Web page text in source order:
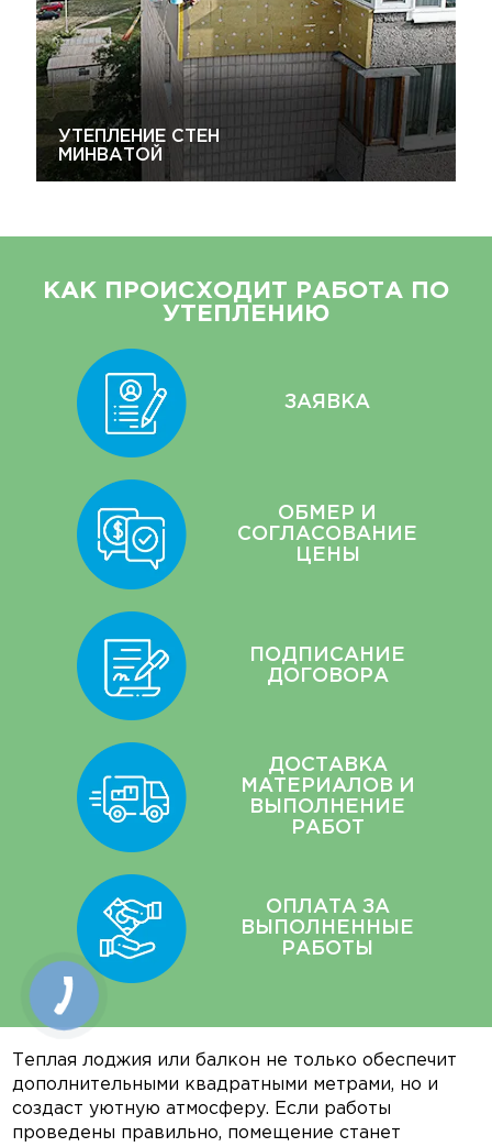
УТЕПЛЕНИЕ СТЕН
МИНВАТОЙ
КАК ПРОИСХОДИТ РАБОТА ПО
УТЕПЛЕНИЮ
ЗАЯВКА
ОБМЕР И
СОГЛАСОВАНИЕ
ЦЕНЫ
ПОДПИСАНИЕ
ДОГОВОРА
ДОСТАВКА
МАТЕРИАЛОВ И
ВЫПОЛНЕНИЕ
РАБОТ
ОПЛАТА ЗА
ВЫПОЛНЕННЫЕ
РАБОТЫ
Теплая лоджия или балкон не только обеспечит
дополнительными квадратными метрами, но и
создаст уютную атмосферу. Если работы
проведены правильно, помещение станет